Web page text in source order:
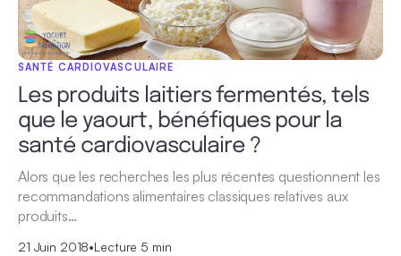
SANTÉ CARDIOVASCULAIRE
Les produits laitiers fermentés, tels
que le yaourt, bénéfiques pour la
santé cardiovasculaire ?
Alors que les recherches les plus récentes questionnent les
recommandations alimentaires classiques relatives aux
produits…
21 Juin 2018•Lecture 5 min